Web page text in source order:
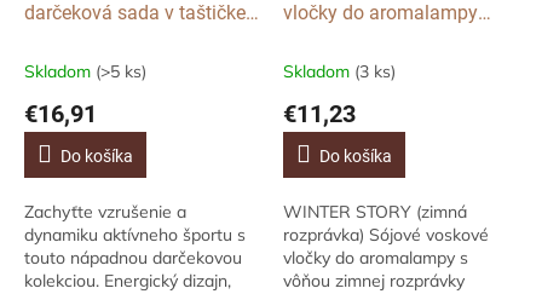
darčeková sada v taštičke
Skladom (>5 ks)
€16,91
Do košíka
Zachyťte vzrušenie a
dynamiku aktívneho športu s
touto nápadnou darčekovou
kolekciou. Energický dizajn,
vločky do aromalampy
Skladom (3 ks)
€11,23
Do košíka
WINTER STORY (zimná
rozprávka) Sójové voskové
vločky do aromalampy s
vôňou zimnej rozprávky